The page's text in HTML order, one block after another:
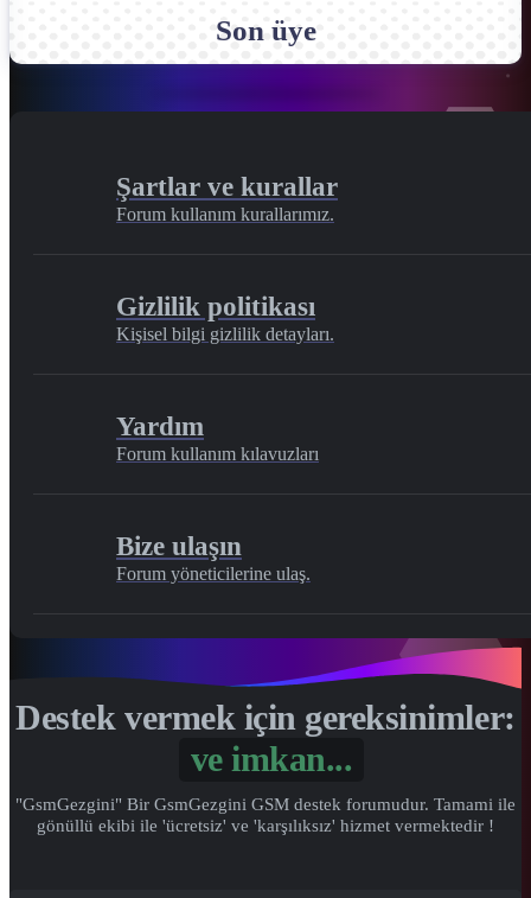
Son üye
Şartlar ve kurallar
Forum kullanım kurallarımız.
Gizlilik politikası
Kişisel bilgi gizlilik detayları.
Yardım
Forum kullanım kılavuzları
Bize ulaşın
Forum yöneticilerine ulaş.
Destek vermek için gereksinimler:
"GsmGezgini" Bir GsmGezgini GSM destek forumudur. Tamami ile
gönüllü ekibi ile 'ücretsiz' ve 'karşılıksız' hizmet vermektedir !